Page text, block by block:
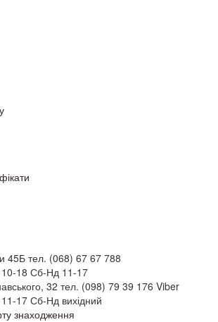
45Б тел. (068) 67 67 788
18 Сб-Нд 11-17
32 тел. (098) 79 39 176 Viber
17 Сб-Нд вихідний
знаходження